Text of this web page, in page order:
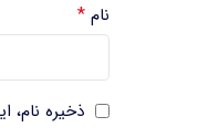
نام *
ذخیره نام،